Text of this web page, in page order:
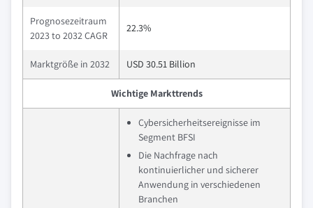
Prognosezeitraum
2023 to 2032 CAGR
22.3%
Marktgröße in 2032 USD 30.51 Billion
Wichtige Markttrends
Cybersicherheitsereignisse im
Segment BFSI
Die Nachfrage nach
kontinuierlicher und sicherer
Anwendung in verschiedenen
Branchen